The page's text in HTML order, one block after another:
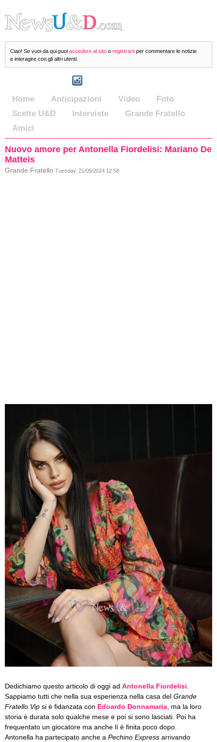
Ciao! Se vuoi da qui puoi accedere al sito o registrarti per commentare le notizie
e interagire con gli altri utenti.
Home Anticipazioni Video
Foto
Scelte U&D
Interviste
Grande Fratello
Amici
Nuovo amore per Antonella Fiordelisi: Mariano De
Matteis
Grande Fratello Tuesday, 21/05/2024 12:58
Dedichiamo questo articolo di oggi ad Antonella Fiordelisi
Sappiamo tutti che nella sua esperienza nella casa del Grande
Fratello Vip si è fidanzata con Edoardo Donnamaria , ma la loro
storia è durata solo qualche mese e poi si sono lasciati. Poi ha
frequentato un giocatore ma anche lí è finita poco dopo.
Antonella ha partecipato anche a Pechino Express arrivando